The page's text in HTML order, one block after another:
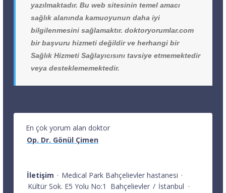
yazılmaktadır. Bu web sitesinin temel amacı
sağlık alanında kamuoyunun daha iyi
bilgilenmesini sağlamaktır. doktoryorumlar.com
bir başvuru hizmeti değildir ve herhangi bir
Sağlık Hizmeti Sağlayıcısını tavsiye etmemektedir
veya desteklememektedir.
En çok yorum alan doktor
Op. Dr. Gönül Çimen
İletişim · Medical Park Bahçelievler hastanesi ·
Kültür Sok. E5 Yolu No:1
Bahçelievler / İstanbul ·